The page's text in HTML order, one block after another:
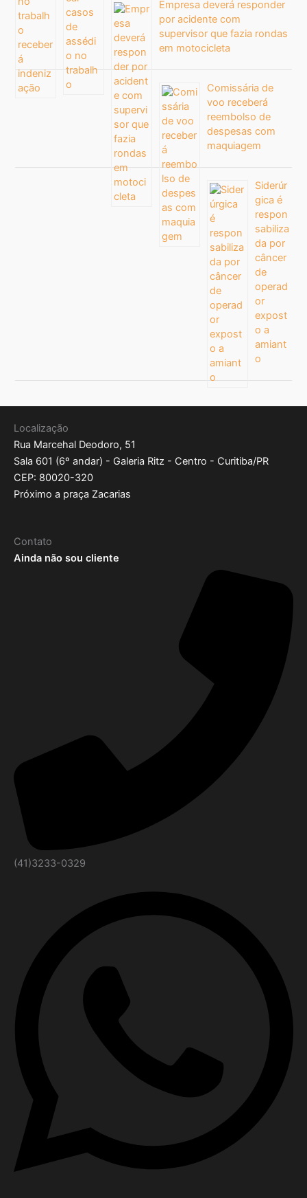
Empresa deverá responder
por acidente com
supervisor que fazia rondas
em motocicleta
Comissária de
voo receberá
reembolso de
despesas com
maquiagem
Siderúr
gica é
respon
sabiliza
da por
câncer
de
operad
or
expost
o a
amiant
o
Localização
Rua Marcehal Deodoro, 51
Sala 601 (6º andar) - Galeria Ritz - Centro - Curitiba/PR
CEP: 80020-320
Próximo a praça Zacarias
Contato
Ainda não sou cliente
(41)3233-0329